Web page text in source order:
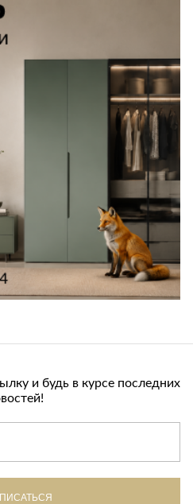
и будь в курсе последних